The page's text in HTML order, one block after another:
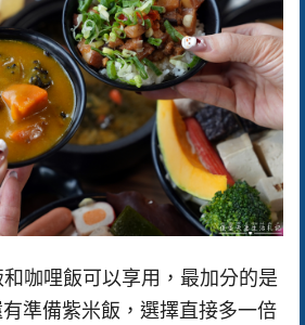
咖哩飯可以享用，最加分的是
準備紫米飯，選擇直接多一倍